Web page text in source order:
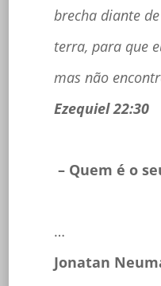
brecha diante
terra, para que
mas não
Ezequiel 22:30
– Quem é o
…
Jonatan